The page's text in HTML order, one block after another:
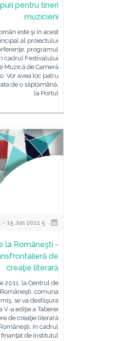
pentru tineri
muzicieni
este şi în acest
al proiectului
programul
cadrul Festivalului
Muzică de Cameră
Vor avea loc patru
de o săptămână,
la Portul
la Româneşti -
de
creaţie literară
2011, la Centrul de
comuna
se va desfăşura
V-a ediţie a Taberei
de creaţie literară
în cadrul
de Institutul